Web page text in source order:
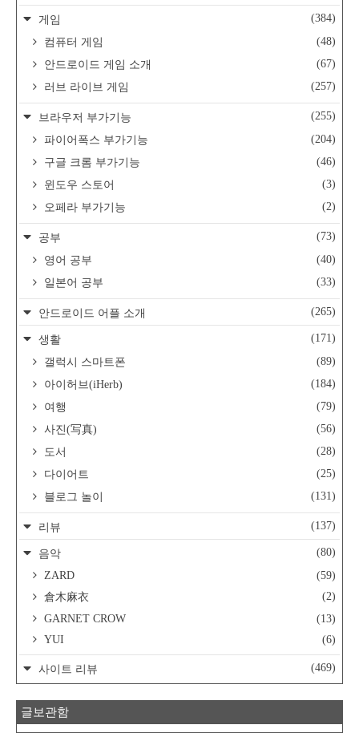
게임
(384)
컴퓨터 게임
(48)
안드로이드 게임 소개
(67)
러브 라이브 게임
(257)
브라우저 부가기능
(255)
파이어폭스 부가기능
(204)
구글 크롬 부가기능
(46)
윈도우 스토어
(3)
오페라 부가기능
(2)
공부
(73)
영어 공부
(40)
일본어 공부
(33)
안드로이드 어플 소개 (265)
생활
(171)
갤럭시 스마트폰
(89)
아이허브(iHerb)
(184)
여행
(79)
사진(写真)
(56)
도서
(28)
다이어트
(25)
블로그 놀이
(131)
리뷰 (137)
음악
(80)
ZARD
(59)
倉木麻衣
(2)
GARNET CROW
(13)
YUI
(6)
사이트 리뷰 (469)
글보관함